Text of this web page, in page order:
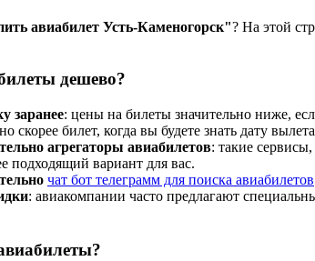
авиабилет Усть-Каменогорск"? На этой
дешево?
заранее: цены на билеты значительно ниже,
скорее билет, когда вы будете знать дату
агрегаторы авиабилетов: такие сервисы,
подходящий вариант для вас.
чат бот телеграмм для поиска авиабилетов
: авиакомпании часто предлагают